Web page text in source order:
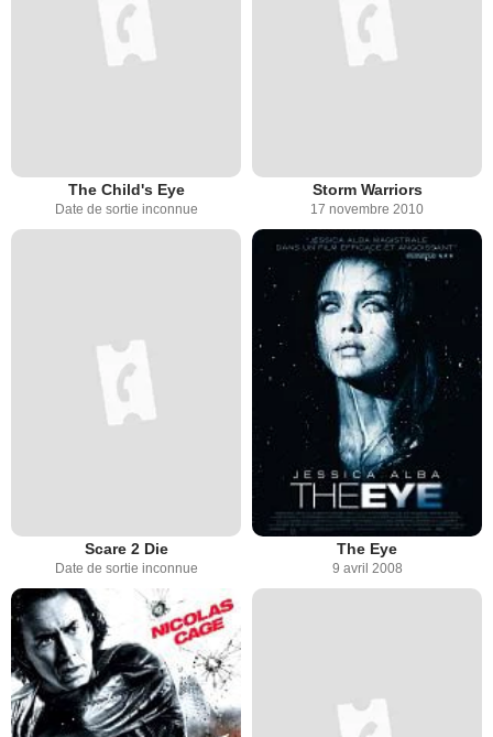
The Child's Eye
Date de sortie inconnue
Storm Warriors
17 novembre 2010
Scare 2 Die
Date de sortie inconnue
The Eye
9 avril 2008